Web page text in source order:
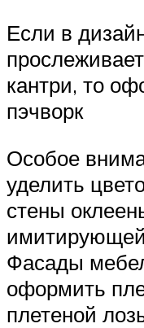
Если в
кантри, то
пэчворк
Особое
уделить
стены
Фасады
оформить
плетеной